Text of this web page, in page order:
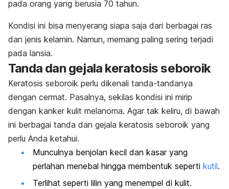
pada orang yang berusia 70 tahun.
Kondisi ini bisa menyerang siapa saja dari berbagai ras
dan jenis kelamin. Namun, memang paling sering terjadi
pada lansia.
Tanda dan gejala keratosis seboroik
Keratosis seboroik perlu dikenali tanda-tandanya
dengan cermat. Pasalnya, sekilas kondisi ini mirip
dengan kanker kulit melanoma. Agar tak keliru, di bawah
ini berbagai tanda dan gejala keratosis seboroik yang
perlu Anda ketahui.
Munculnya benjolan kecil dan kasar yang
perlahan menebal hingga membentuk seperti kutil.
Terlihat seperti lilin yang menempel di kulit.